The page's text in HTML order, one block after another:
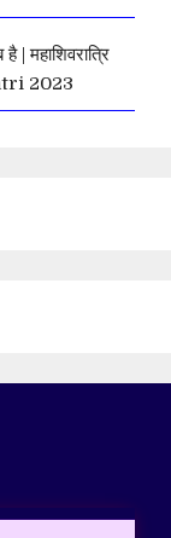
| महाशिवरात्रि
2023